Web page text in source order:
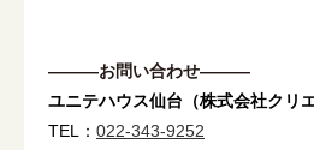
―――お問い合わせ―――
ユニテハウス仙台（株式会社クリ
TEL： 022-343-9252